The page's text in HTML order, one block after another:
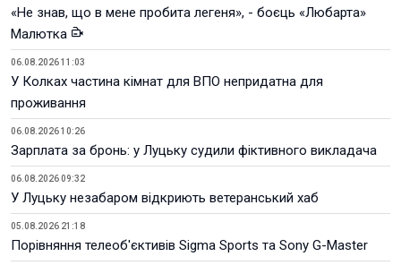
«Не знав, що в мене пробита легеня», - боєць «Любарта»
Малютка
06.08.2026 11:03
У Колках частина кімнат для ВПО непридатна для
проживання
06.08.2026 10:26
Зарплата за бронь: у Луцьку судили фіктивного викладача
06.08.2026 09:32
У Луцьку незабаром відкриють ветеранський хаб
05.08.2026 21:18
Порівняння телеоб'єктивів Sigma Sports та Sony G-Master